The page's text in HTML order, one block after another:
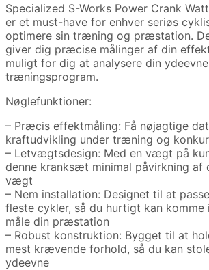
Specialized S-Works Power Crank
er et must-have for enhver seriøs
optimere sin træning og præstation.
giver dig præcise målinger af din
muligt for dig at analysere din
træningsprogram.
Nøglefunktioner:
– Præcis effektmåling: Få nøjagtige
kraftudvikling under træning og
– Letvægtsdesign: Med en vægt på
denne kranksæt minimal påvirkning af
vægt
– Nem installation: Designet til at
fleste cykler, så du hurtigt kan komme
måle din præstation
– Robust konstruktion: Bygget til at
mest krævende forhold, så du kan
ydeevne